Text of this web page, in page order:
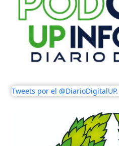
Tweets por el @DiarioDigitalUP.